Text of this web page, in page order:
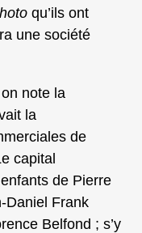
qu’ils ont
une société
on note la
la
de
capital
de Pierre
Daniel Frank
Belfond ; s’y